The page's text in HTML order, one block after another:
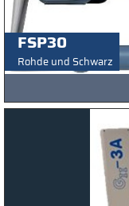
FSP30
Rohde und Schwarz